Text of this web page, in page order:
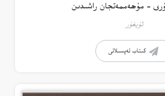
– مۇھەممەتجان راشىدىن
ئۇيغۇر
كىتاب تەپسىلاتى